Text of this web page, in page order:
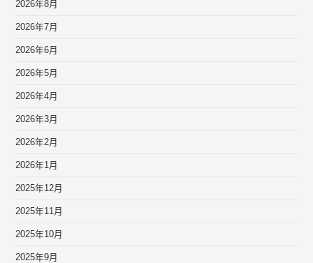
2026年8月
2026年7月
2026年6月
2026年5月
2026年4月
2026年3月
2026年2月
2026年1月
2025年12月
2025年11月
2025年10月
2025年9月